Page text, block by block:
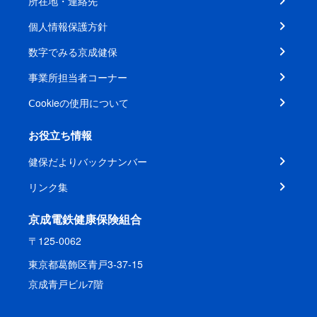
個人情報保護方針
数字でみる京成健保
事業所担当者コーナー
Ⅽookieの使用について
お役立ち情報
健保だよりバックナンバー
リンク集
京成電鉄健康保険組合
〒125-0062
東京都葛飾区青戸3-37-15
京成青戸ビル7階